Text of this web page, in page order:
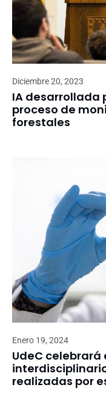
Diciembre 20, 2023
IA desarrollada
proceso de
forestales
Enero 19, 2024
UdeC celebrará
realizadas por